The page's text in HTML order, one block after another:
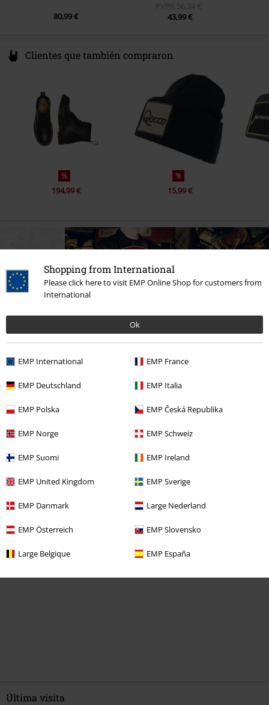
Shopping from International
Please click here to visit EMP Online Shop for customers from
International
Ok
EMP International EMP France
EMP Deutschland EMP Italia
EMP Polska EMP Česká Republika
EMP Norge EMP Schweiz
EMP Suomi EMP Ireland
EMP United Kingdom EMP Sverige
EMP Danmark Large Nederland
EMP Österreich EMP Slovensko
Large Belgique EMP España
80,99 €
PVPR 56,24 €
43,99 €
Clientes que también compraron
%
194,99 €
%
15,99 €
19,99 €
PVPR 60,00 €
Dinos qué opinas de "Original 874 Work Pant".
Última visita